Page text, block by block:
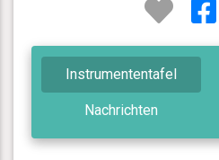
Instrumententafel
Nachrichten